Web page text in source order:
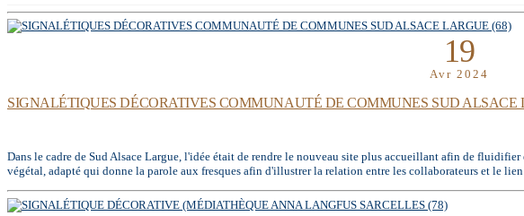
19
Avr 2024
SIGNALÉTIQUES DÉCORATIVES COMMUNAUTÉ DE COMMUNES SUD ALSACE
Dans le cadre de Sud Alsace Largue, l'idée était de rendre le nouveau site plus accueillant afin de
végétal, adapté qui donne la parole aux fresques afin d'illustrer la relation entre les collaborateurs et le